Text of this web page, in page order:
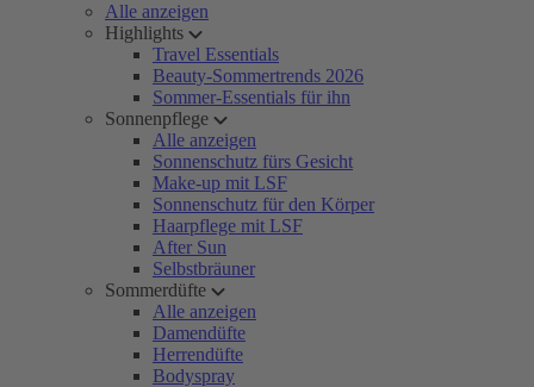
Alle anzeigen
Highlights
Travel Essentials
Beauty-Sommertrends 2026
Sommer-Essentials für ihn
Sonnenpflege
Alle anzeigen
Sonnenschutz fürs Gesicht
Make-up mit LSF
Sonnenschutz für den Körper
Haarpflege mit LSF
After Sun
Selbstbräuner
Sommerdüfte
Alle anzeigen
Damendüfte
Herrendüfte
Bodyspray